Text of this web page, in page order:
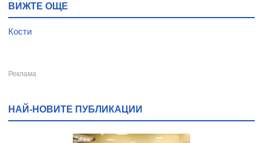
ВИЖТЕ ОЩЕ
Кости
НАЙ-НОВИТЕ ПУБЛИКАЦИИ